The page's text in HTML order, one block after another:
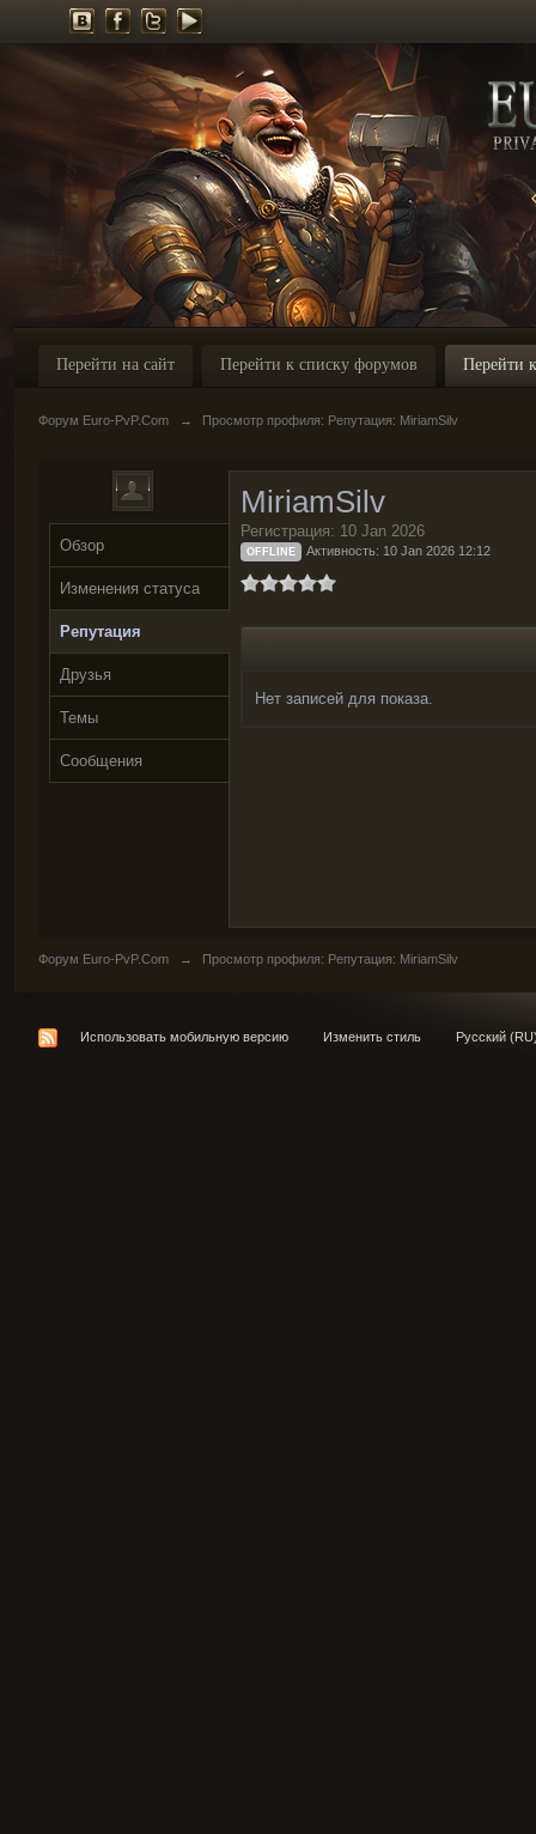
Перейти на сайт Перейти к списку форумов Перейти
Форум Euro-PvP.Com → Просмотр профиля: Репутация: MiriamSilv
Обзор
Изменения статуса
Репутация
Друзья
Темы
Сообщения
MiriamSilv
Регистрация: 10 Jan 2026
OFFLINE Активность: 10 Jan 2026 12:12
Нет записей для показа.
Форум Euro-PvP.Com → Просмотр профиля: Репутация: MiriamSilv
Использовать мобильную версию Изменить стиль Русский